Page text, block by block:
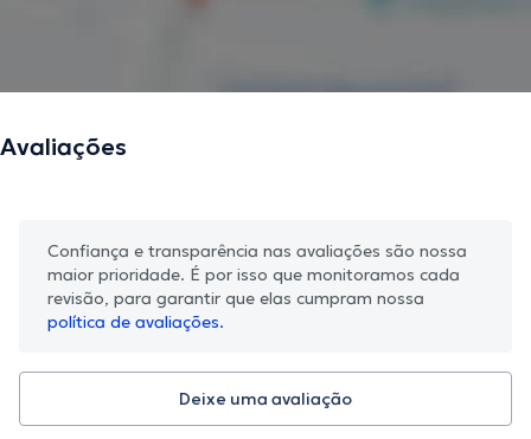
Avaliações
Confiança e transparência nas avaliações são nossa
maior prioridade. É por isso que monitoramos cada
revisão, para garantir que elas cumpram nossa
política de avaliações.
Deixe uma avaliação